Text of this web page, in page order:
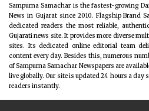
Sampurna Samachar is the fastest-growing
News in Gujarat since 2010. Flagship Brand
dedicated readers the most reliable,
Gujarati news site. It provides more diverse
sites. Its dedicated online editorial team
content every day. Besides this, numerous
of Sampurna Samachar Newspapers are
live globally. Our site is updated 24 hours a day
readers instantly.